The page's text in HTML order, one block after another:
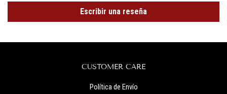
Escribir una reseña
CUSTOMER CARE
Política de Envío